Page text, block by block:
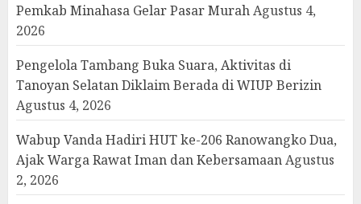
Pemkab Minahasa Gelar Pasar MurahAgustus 4,
2026
Pengelola Tambang Buka Suara, Aktivitas di
Tanoyan Selatan Diklaim Berada di WIUP Berizin
Agustus 4, 2026
Wabup Vanda Hadiri HUT ke-206 Ranowangko Dua,
Ajak Warga Rawat Iman dan KebersamaanAgustus
2, 2026